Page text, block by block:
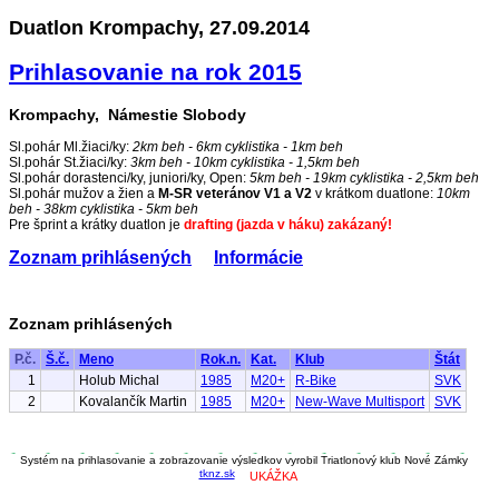
Duatlon Krompachy, 27.09.2014
Prihlasovanie na rok 2015
Krompachy, Námestie Slobody
Sl.pohár Ml.žiaci/ky: 2km beh - 6km cyklistika - 1km beh
Sl.pohár St.žiaci/ky: 3km beh - 10km cyklistika - 1,5km beh
Sl.pohár dorastenci/ky, juniori/ky, Open: 5km beh - 19km cyklistika - 2,5km beh
Sl.pohár mužov a žien a M-SR veteránov V1 a V2 v krátkom duatlone: 10km
beh - 38km cyklistika - 5km beh
Pre šprint a krátky duatlon je drafting (jazda v háku) zakázaný!
Zoznam prihlásených Informácie
Zoznam prihlásených
P.č. Š.č. Meno Rok.n. Kat. Klub
Štát
1
Holub Michal 1985 M20+ R-Bike
SVK
2
Kovalančík Martin 1985 M20+ New-Wave Multisport SVK
Systém na prihlasovanie a zobrazovanie výsledkov vyrobil Triatlonový klub Nové Zámky
tknz.sk
UKÁŽKA